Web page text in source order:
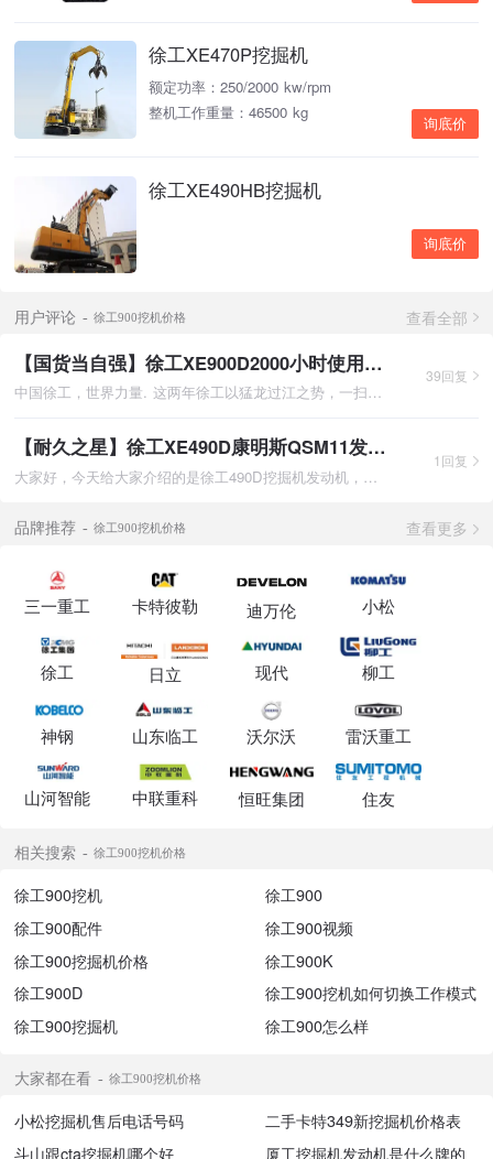
徐工XE470P挖掘机
额定功率：250/2000 kw/rpm
整机工作重量：46500 kg
询底价
徐工XE490HB挖掘机
询底价
用户评论 徐工900挖机价格 查看全部
【国货当自强】徐工XE900D2000小时使用报告
中国徐工，世界力量. 这两年徐工以猛龙过江之势，一扫国产挖掘机
39回复
【耐久之星】徐工XE490D康明斯QSM11发动机详解
大家好，今天给大家介绍的是徐工490D挖掘机发动机，这是去年10月
1回复
品牌推荐 徐工900挖机价格 查看更多
三一重工 卡特彼勒 迪万伦 小松
徐工 日立 现代 柳工
神钢 山东临工 沃尔沃 雷沃重工
山河智能 中联重科 恒旺集团 住友
相关搜索 徐工900挖机价格
徐工900挖机
徐工900
徐工900配件
徐工900视频
徐工900挖掘机价格
徐工900K
徐工900D
徐工900挖机如何切换工作模式
徐工900挖掘机
徐工900怎么样
大家都在看 徐工900挖机价格
小松挖掘机售后电话号码
二手卡特349新挖掘机价格表
斗山跟cta挖掘机哪个好
厦工挖掘机发动机是什么牌的